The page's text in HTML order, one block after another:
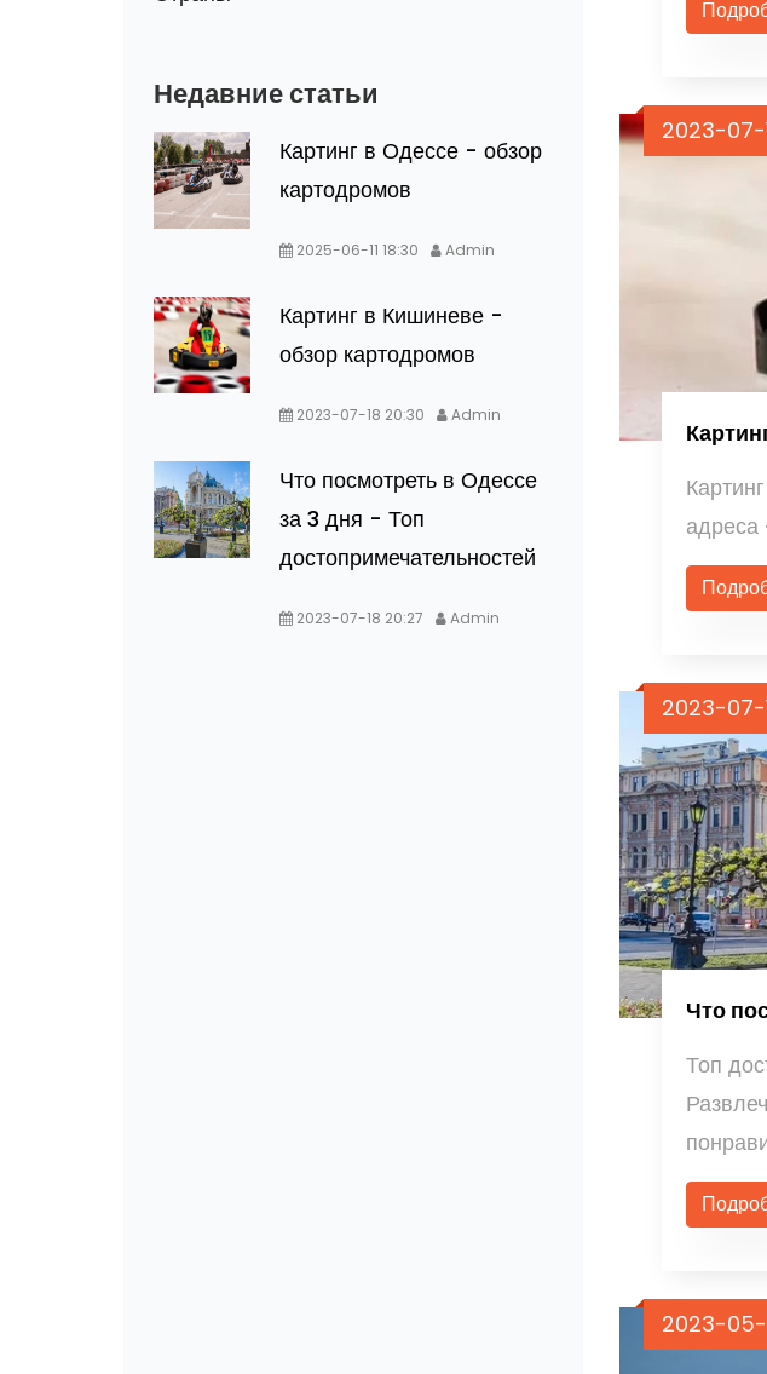
Недавние статьи
Картинг в Одессе - обзор
картодромов
2025-06-11 18:30 Admin
Картинг в Кишиневе -
обзор картодромов
2023-07-18 20:30 Admin
Что посмотреть в Одессе
за 3 дня - Топ
достопримечательностей
2023-07-18 20:27 Admin
2023-07-
адреса
2023-07-
Что
Топ
2023-05-